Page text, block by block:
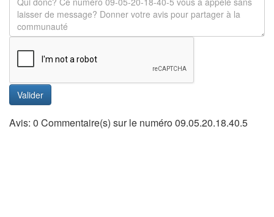
Valider
Avis: 0 Commentaire(s) sur le numéro 09.05.20.18.40.5